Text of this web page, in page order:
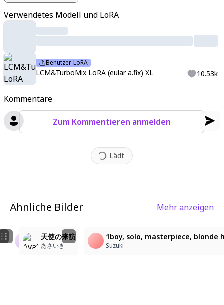
Kommentare
Zum Kommentieren anmelden
Lädt
Verwendetes Modell und LoRA
Benutzer-LoRA
LCM&TurboMix LoRA (eular a.fix) XL 10.53k
Ähnliche Bilder Mehr anzeigen
1girl, angel, white hair, androgynous, green field
なとゆ
お花畑の天使様
姫神桜空
天使の来訪
あさいき
1boy, solo, masterpiece,
Suzuki